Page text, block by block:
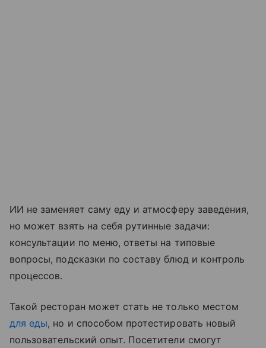
ИИ не заменяет саму еду и атмосферу заведения,
но может взять на себя рутинные задачи:
консультации по меню, ответы на типовые
вопросы, подсказки по составу блюд и контроль
процессов.
Такой ресторан может стать не только местом
для еды, но и способом протестировать новый
пользовательский опыт. Посетители смогут